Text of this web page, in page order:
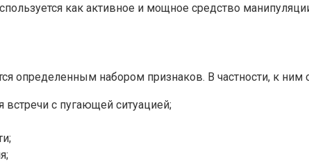
как активное и мощное средство
определенным набором признаков. В частности, к ним
встречи с пугающей ситуацией;